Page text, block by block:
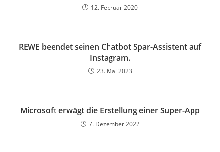
12. Februar 2020
REWE beendet seinen Chatbot Spar-Assistent auf
Instagram.
23. Mai 2023
Microsoft erwägt die Erstellung einer Super-App
7. Dezember 2022